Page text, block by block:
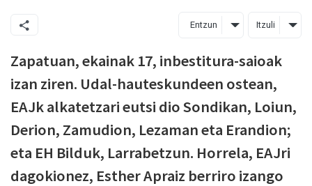
Entzun Itzuli
Zapatuan, ekainak 17, inbestitura-saioak
izan ziren. Udal-hauteskundeen ostean,
EAJk alkatetzari eutsi dio Sondikan, Loiun,
Derion, Zamudion, Lezaman eta Erandion;
eta EH Bilduk, Larrabetzun. Horrela, EAJri
dagokionez, Esther Apraiz berriro izango